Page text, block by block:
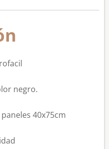
negro.
40x75cm